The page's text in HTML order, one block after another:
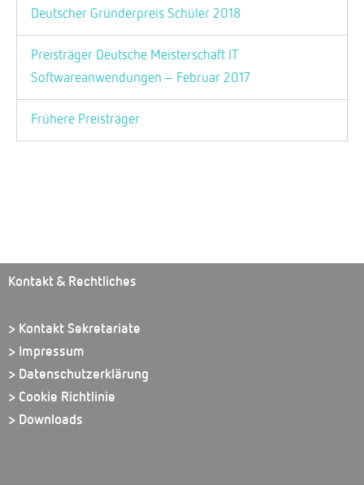
Deutscher Gründerpreis Schüler 2018
Preisträger Deutsche Meisterschaft IT
Softwareanwendungen – Februar 2017
Frühere Preisträger
Kontakt & Rechtliches
> Kontakt Sekretariate
> Impressum
> Datenschutzerklärung
> Cookie Richtlinie
> Downloads